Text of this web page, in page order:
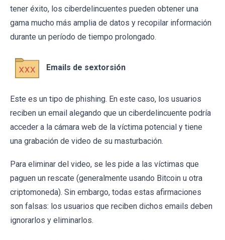
tener éxito, los ciberdelincuentes pueden obtener una
gama mucho más amplia de datos y recopilar información
durante un período de tiempo prolongado.
Emails de sextorsión
Este es un tipo de phishing. En este caso, los usuarios
reciben un email alegando que un ciberdelincuente podría
acceder a la cámara web de la víctima potencial y tiene
una grabación de video de su masturbación.
Para eliminar del video, se les pide a las víctimas que
paguen un rescate (generalmente usando Bitcoin u otra
criptomoneda). Sin embargo, todas estas afirmaciones
son falsas: los usuarios que reciben dichos emails deben
ignorarlos y eliminarlos.